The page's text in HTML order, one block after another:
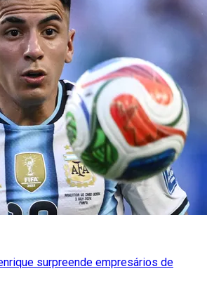
surpreende empresários de